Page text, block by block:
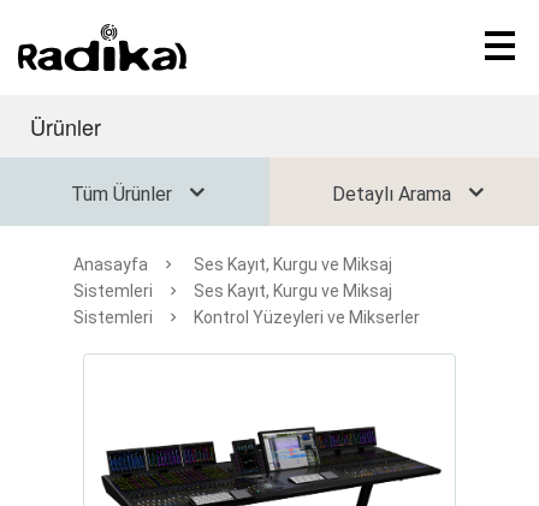
Ürünler
Tüm Ürünler Detaylı Arama
Anasayfa
Ses Kayıt, Kurgu ve Miksaj
Sistemleri
Ses Kayıt, Kurgu ve Miksaj
Sistemleri
Kontrol Yüzeyleri ve Mikserler